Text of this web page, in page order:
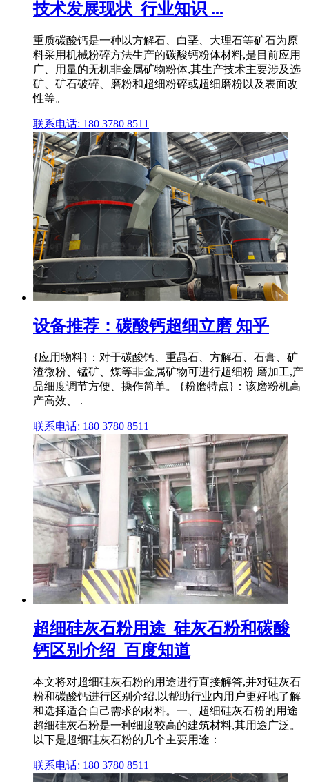
技术发展现状_行业知识 ...
重质碳酸钙是一种以方解石、白垩、大理石等矿石为原
料采用机械粉碎方法生产的碳酸钙粉体材料,是目前应用
广、用量的无机非金属矿物粉体,其生产技术主要涉及选
矿、矿石破碎、磨粉和超细粉碎或超细磨粉以及表面改
性等。
联系电话: 180 3780 8511
设备推荐：碳酸钙超细立磨 知乎
{应用物料}：对于碳酸钙、重晶石、方解石、石膏、矿
渣微粉、锰矿、煤等非金属矿物可进行超细粉 磨加工,产
品细度调节方便、操作简单。 {粉磨特点}：该磨粉机高
产高效、 .
联系电话: 180 3780 8511
超细硅灰石粉用途_硅灰石粉和碳酸
钙区别介绍_百度知道
本文将对超细硅灰石粉的用途进行直接解答,并对硅灰石
粉和碳酸钙进行区别介绍,以帮助行业内用户更好地了解
和选择适合自己需求的材料。一、超细硅灰石粉的用途
超细硅灰石粉是一种细度较高的建筑材料,其用途广泛。
以下是超细硅灰石粉的几个主要用途：
联系电话: 180 3780 8511